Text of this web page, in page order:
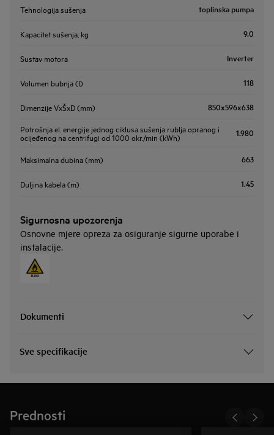
Tehnologija sušenja toplinska pumpa
Kapacitet sušenja, kg 9.0
Sustav motora Inverter
Volumen bubnja (l) 118
Dimenzije VxŠxD (mm) 850x596x638
Potrošnja el. energije jednog ciklusa sušenja rublja opranog i
ocijeđenog na centrifugi od 1000 okr./min (kWh) 1.980
Maksimalna dubina (mm) 663
Duljina kabela (m) 1.45
Sigurnosna upozorenja
Osnovne mjere opreza za osiguranje sigurne uporabe i
instalacije.
Dokumenti
Sve specifikacije
Prednosti